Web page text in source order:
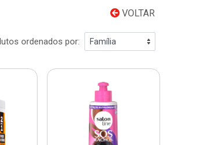
VOLTAR
ordenados por: